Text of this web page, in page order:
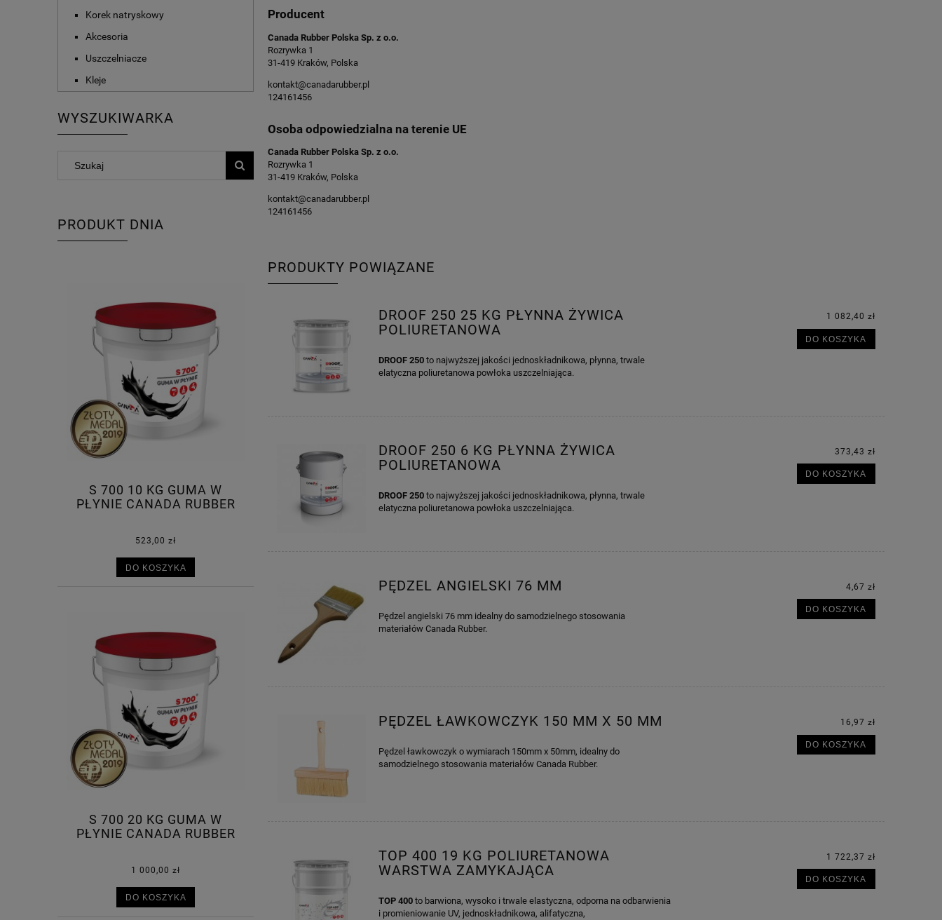
Korek natryskowy
Akcesoria
Uszczelniacze
Kleje
WYSZUKIWARKA
PRODUKT DNIA
S 700 10 KG GUMA W
PŁYNIE CANADA RUBBER
523,00 zł
DO KOSZYKA
S 700 20 KG GUMA W
PŁYNIE CANADA RUBBER
1 000,00 zł
DO KOSZYKA
Producent
Canada Rubber Polska Sp. z o.o.
Rozrywka 1
31-419 Kraków, Polska
kontakt@canadarubber.pl
124161456
Osoba odpowiedzialna na terenie UE
Canada Rubber Polska Sp. z o.o.
Rozrywka 1
31-419 Kraków, Polska
kontakt@canadarubber.pl
124161456
PRODUKTY POWIĄZANE
DROOF 250 25 KG PŁYNNA ŻYWICA
POLIURETANOWA
DROOF 250 to najwyższej jakości jednoskładnikowa, płynna, trwale
elatyczna poliuretanowa powłoka uszczelniająca.
1 082,40 zł
DO KOSZYKA
DROOF 250 6 KG PŁYNNA ŻYWICA
POLIURETANOWA
DROOF 250 to najwyższej jakości jednoskładnikowa, płynna, trwale
elatyczna poliuretanowa powłoka uszczelniająca.
373,43 zł
DO KOSZYKA
PĘDZEL ANGIELSKI 76 MM
Pędzel angielski 76 mm idealny do samodzielnego stosowania
materiałów Canada Rubber.
4,67 zł
DO KOSZYKA
PĘDZEL ŁAWKOWCZYK 150 MM X 50 MM
Pędzel ławkowczyk o wymiarach 150mm x 50mm, idealny do
samodzielnego stosowania materiałów Canada Rubber.
16,97 zł
DO KOSZYKA
TOP 400 19 KG POLIURETANOWA
WARSTWA ZAMYKAJĄCA
TOP 400to barwiona, wysoko i trwale elastyczna, odporna na odbarwienia
i promieniowanie UV, jednoskładnikowa, alifatyczna,
1 722,37 zł
DO KOSZYKA